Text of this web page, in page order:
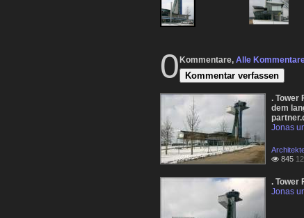
0 Kommentare, Alle
Kommentar verfassen
. Tower
dem
Jonas
 845
. Tower
Jonas